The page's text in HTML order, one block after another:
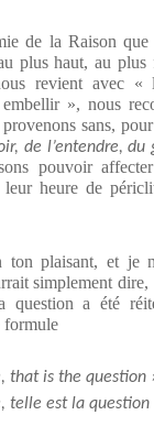
de la Raison
plus haut, au
revient avec «
», nous
sans,
de l’entendre, du
pouvoir
heure de
plaisant, et je
simplement
question a été
formule
that is the question
telle est la question